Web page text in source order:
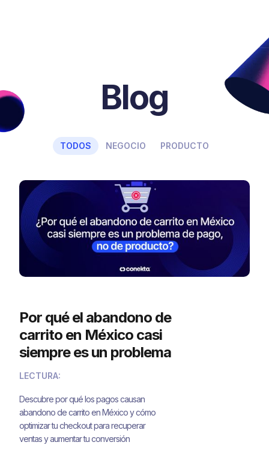
Blog
TODOS NEGOCIO PRODUCTO
Por qué el abandono de
carrito en México casi
siempre es un problema
de pago, no de
LECTURA:
Descubre por qué los pagos causan
abandono de carrito en México y cómo
optimizar tu checkout para recuperar
ventas y aumentar tu conversión